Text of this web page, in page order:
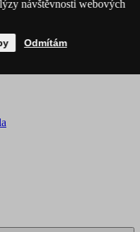
návštěvnosti webových
Odmítám